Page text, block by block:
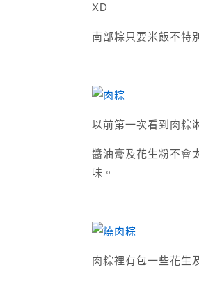
XD
南部粽只要米飯不特
以前第一次看到肉粽
醬油膏及花生粉不會
味。
肉粽裡有包一些花生